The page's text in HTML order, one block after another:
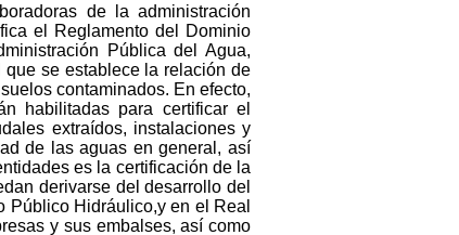
de la administración
el Reglamento del Dominio
Pública del Agua,
se establece la relación de
contaminados. En efecto,
habilitadas para certificar el
extraídos, instalaciones y
de las aguas en general, así
es la certificación de la
derivarse del desarrollo del
Público Hidráulico,y en el Real
y sus embalses, así como